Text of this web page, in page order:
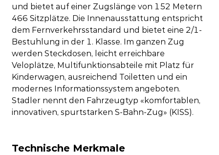
und bietet auf einer Zugslänge von 152 Metern
466 Sitzplätze. Die Innenausstattung entspricht
dem Fernverkehrsstandard und bietet eine 2/1-
Bestuhlung in der 1. Klasse. Im ganzen Zug
werden Steckdosen, leicht erreichbare
Veloplätze, Multifunktionsabteile mit Platz für
Kinderwagen, ausreichend Toiletten und ein
modernes Informationssystem angeboten.
Stadler nennt den Fahrzeugtyp «komfortablen,
innovativen, spurtstarken S-Bahn-Zug» (KISS).
Technische Merkmale